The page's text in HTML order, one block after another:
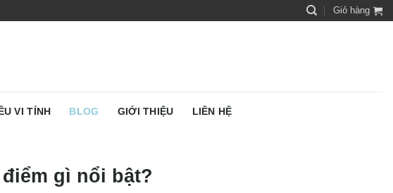
Giỏ hàng
VI TÍNH BLOG GIỚI THIỆU LIÊN HỆ
gì nổi bật?